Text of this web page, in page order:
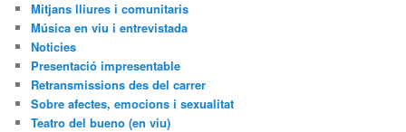
Mitjans lliures i comunitaris
Música en viu i entrevistada
Noticies
Presentació impresentable
Retransmissions des del carrer
Sobre afectes, emocions i sexualitat
Teatro del bueno (en viu)